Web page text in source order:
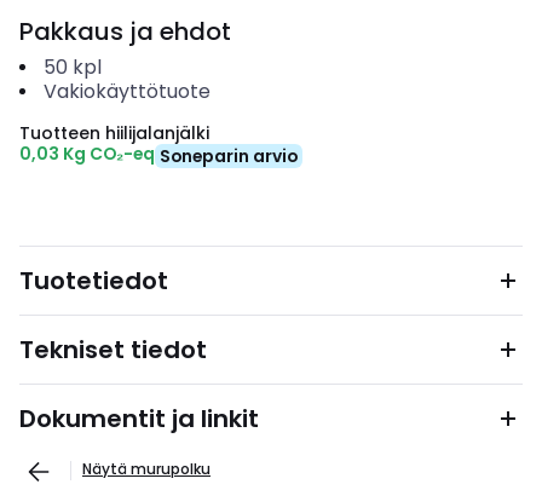
Pakkaus ja ehdot
50 kpl
Vakiokäyttötuote
Tuotteen hiilijalanjälki
0,03 Kg CO₂-eq Soneparin arvio
Tuotetiedot
Tekniset tiedot
Dokumentit ja linkit
Näytä murupolku